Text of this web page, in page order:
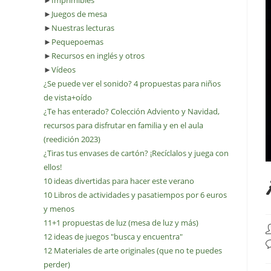
la
► Juegos de mesa
► Nuestras lecturas
► Pequepoemas
► Recursos en inglés y otros
►Vídeos
¿Se puede ver el sonido? 4 propuestas para niños
de vista+oído
¿Te has enterado? Colección Adviento y Navidad,
recursos para disfrutar en familia y en el aula
(reedición 2023)
¿Tiras tus envases de cartón? ¡Recíclalos y juega con
ellos!
10 ideas divertidas para hacer este verano
10 Libros de actividades y pasatiempos por 6 euros
y menos
11+1 propuestas de luz (mesa de luz y más)
12 ideas de juegos "busca y encuentra"
12 Materiales de arte originales (que no te puedes
perder)